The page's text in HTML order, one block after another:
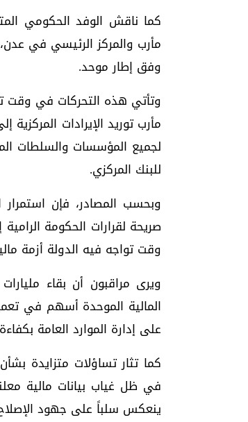
كما ناقش الوفد الحكومي
مأرب والمركز الرئيسي في عدن،
وفق إطار موحد.
وتأتي هذه التحركات في وقت
مأرب توريد الإيرادات
لجميع المؤسسات والسلطات
للبنك المركزي.
وبحسب المصادر، فإن استمرار
صريحة لقرارات الحكومة
وقت تواجه فيه الدولة أزمة
ويرى مراقبون أن بقاء
المالية الموحدة أسهم في
على إدارة الموارد العامة
كما تثار تساؤلات متزايدة
في ظل غياب بيانات مالية
ينعكس سلباً على جهود الإصلاح